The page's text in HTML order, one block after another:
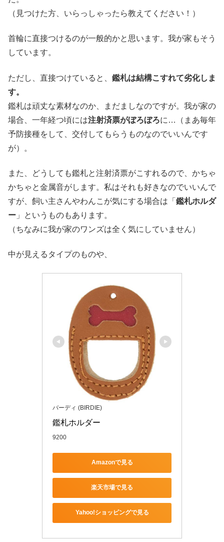
（見つけた方、いらっしゃったら教えてください！）
首輪に直接つけるのが一般的かと思います。我が家もそう
しています。
ただし、直接つけていると、 鑑札は結構こすれて劣化しま
す。
鑑札は頑丈な素材なのか、まだましなのですが。我が家の
場合、一年経つ頃には注射済票がぼろぼろに…（まあ毎年
予防接種をして、交付してもらうものなのでいいんです
が）。
また、どうしても鑑札と注射済票がこすれるので、かちゃ
かちゃと金属音がします。私はそれも好きなのでいいんで
すが、飼い主さんやわんこが気にする場合は「 鑑札ホルダ
ー 」というものもあります。
（ちなみに我が家のワンズは全く気にしていません）
中が見えるタイプのものや、
バーディ (BIRDIE)
鑑札ホルダー
9200
Amazonで見る
楽天市場で見る
Yahoo!ショッピングで見る